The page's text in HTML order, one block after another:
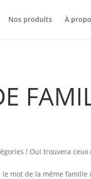
Nos produits À
! Oui trouvera
mot de la même